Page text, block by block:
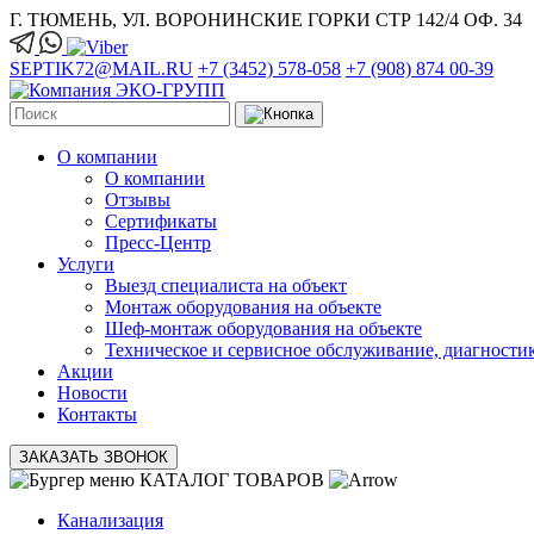
Г. ТЮМЕНЬ, УЛ. ВОРОНИНСКИЕ ГОРКИ СТР 142/4 ОФ. 34
SEPTIK72@MAIL.RU +7 (3452) 578-058 +7 (908) 874 00-39
О компании
О компании
Отзывы
Сертификаты
Пресс-Центр
Услуги
Выезд специалиста на объект
Монтаж оборудования на объекте
Шеф-монтаж оборудования на объекте
Техническое и сервисное обслуживание,
Акции
Новости
Контакты
ЗАКАЗАТЬ ЗВОНОК
КАТАЛОГ ТОВАРОВ
Канализация